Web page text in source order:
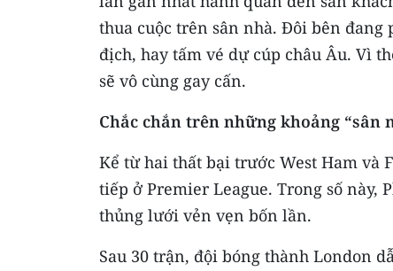
thua cuộc trên sân nhà. Đôi bên đang
địch, hay tấm vé dự cúp châu Âu. Vì
sẽ vô cùng gay cấn.
Chắc chắn trên những khoảng “sân
Kể từ hai thất bại trước West Ham và
tiếp ở Premier League. Trong số này,
thủng lưới vẻn vẹn bốn lần.
Sau 30 trận, đội bóng thành London